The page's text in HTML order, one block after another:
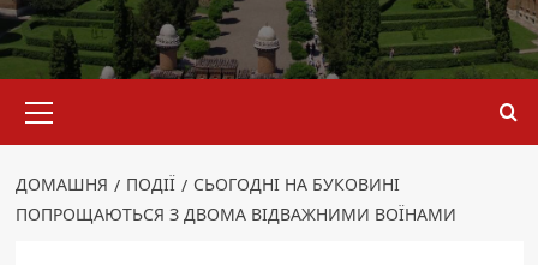
меню
ДОМАШНЯ ПОДІЇ
СЬОГОДНІ НА БУКОВИНІ
ПОПРОЩАЮТЬСЯ З ДВОМА ВІДВАЖНИМИ ВОЇНАМИ